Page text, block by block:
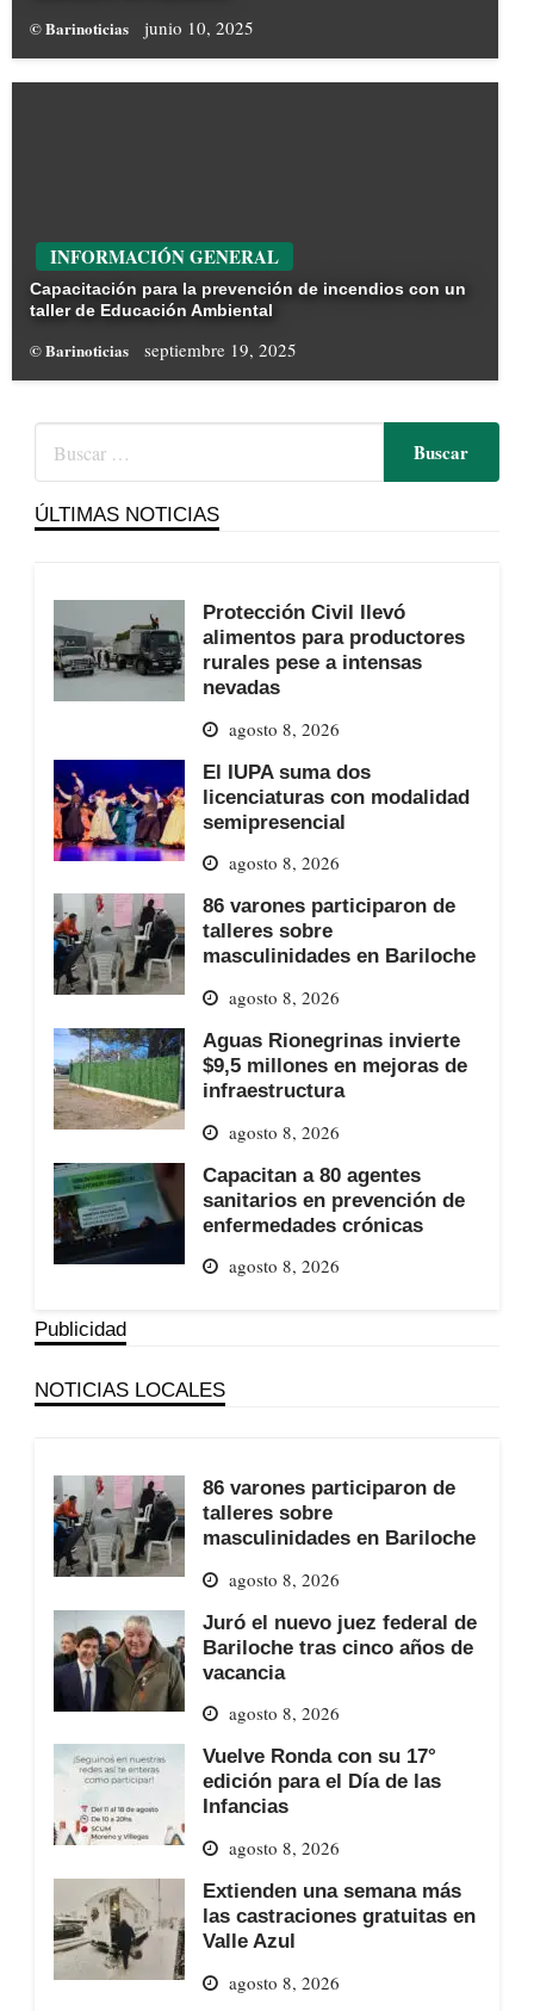
© Barinoticias junio 10, 2025
INFORMACIÓN GENERAL
Capacitación para la prevención de incendios con un
taller de Educación Ambiental
© Barinoticias septiembre 19, 2025
ÚLTIMAS NOTICIAS
Protección Civil llevó
alimentos para productores
rurales pese a intensas
nevadas
agosto 8, 2026
El IUPA suma dos
licenciaturas con modalidad
semipresencial
agosto 8, 2026
86 varones participaron de
talleres sobre
masculinidades en Bariloche
agosto 8, 2026
Aguas Rionegrinas invierte
$9,5 millones en mejoras de
infraestructura
agosto 8, 2026
Capacitan a 80 agentes
sanitarios en prevención de
enfermedades crónicas
agosto 8, 2026
Publicidad
NOTICIAS LOCALES
86 varones participaron de
talleres sobre
masculinidades en Bariloche
agosto 8, 2026
Juró el nuevo juez federal de
Bariloche tras cinco años de
vacancia
agosto 8, 2026
Vuelve Ronda con su 17°
edición para el Día de las
Infancias
agosto 8, 2026
Extienden una semana más
las castraciones gratuitas en
Valle Azul
agosto 8, 2026